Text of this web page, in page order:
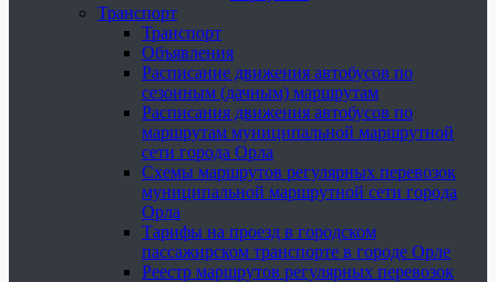
Транспорт
Транспорт
Объявления
Расписание движения автобусов по
сезонным (дачным) маршрутам
Расписания движения автобусов по
маршрутам муниципальной маршрутной
сети города Орла
Схемы маршрутов регулярных перевозок
муниципальной маршрутной сети города
Орла
Тарифы на проезд в городском
пассажирском транспорте в городе Орле
Реестр маршрутов регулярных перевозок